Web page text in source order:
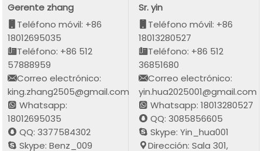
Gerente zhang
Teléfono móvil: +86
18012695035
Teléfono: +86 512
57888959
Correo electrónico:
king.zhang2505@gmail.com
Whatsapp:
18012695035
QQ: 3377584302
Skype: Benz_009
Sr. yin
Teléfono móvil: +86
18013280527
Teléfono: +86 512
36851680
Correo electrónico:
yin.hua2025001@gmail.com
Whatsapp: 18013280527
QQ: 3085856605
Skype: Yin_hua001
Dirección: Sala 301,